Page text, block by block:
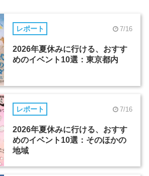
レポート 7/16
2026年夏休みに行ける、おすす
めのイベント10選：東京都内
レポート 7/16
2026年夏休みに行ける、おすす
めのイベント10選：そのほかの
地域